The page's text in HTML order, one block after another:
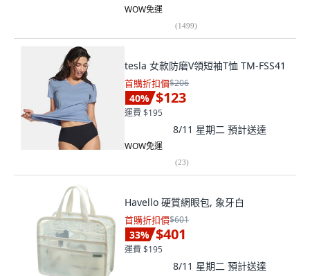
WOW免運
(1499)
tesla 女款防磨V領短袖T恤 TM-FSS41
首購折扣價$206
40% $123
運費 $195
8/11 星期二 預計送達
WOW免運
(23)
Havello 硬質網眼包, 象牙白
首購折扣價$601
33% $401
運費 $195
8/11 星期二 預計送達